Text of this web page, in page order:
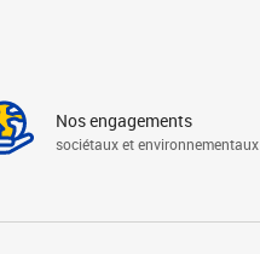
Nos engagements
sociétaux et environnementaux